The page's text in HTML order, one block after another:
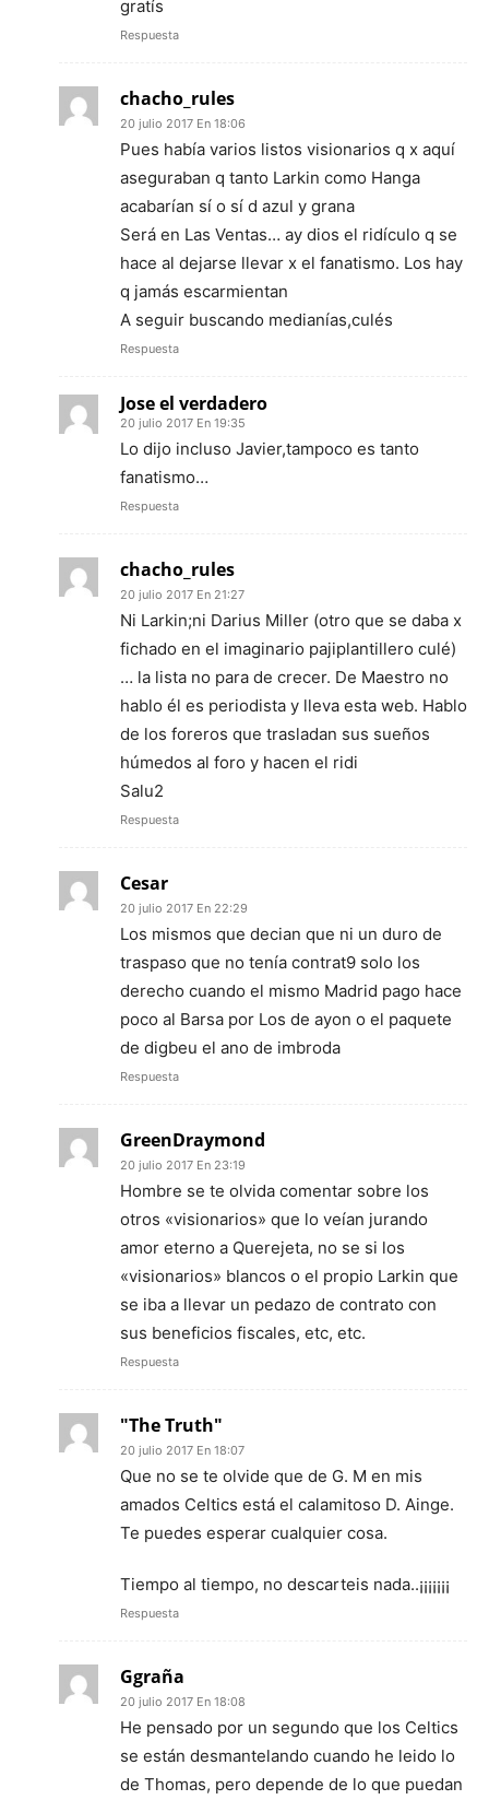
gratís
Respuesta
chacho_rules
20 julio 2017 En 18:06
Pues había varios listos visionarios q x aquí
aseguraban q tanto Larkin como Hanga
acabarían sí o sí d azul y grana
Será en Las Ventas… ay dios el ridículo q se
hace al dejarse llevar x el fanatismo. Los hay
q jamás escarmientan
A seguir buscando medianías,culés
Respuesta
Jose el verdadero
20 julio 2017 En 19:35
Lo dijo incluso Javier,tampoco es tanto
fanatismo…
Respuesta
chacho_rules
20 julio 2017 En 21:27
Ni Larkin;ni Darius Miller (otro que se daba x
fichado en el imaginario pajiplantillero culé)
… la lista no para de crecer. De Maestro no
hablo él es periodista y lleva esta web. Hablo
de los foreros que trasladan sus sueños
húmedos al foro y hacen el ridi
Salu2
Respuesta
Cesar
20 julio 2017 En 22:29
Los mismos que decian que ni un duro de
traspaso que no tenía contrat9 solo los
derecho cuando el mismo Madrid pago hace
poco al Barsa por Los de ayon o el paquete
de digbeu el ano de imbroda
Respuesta
GreenDraymond
20 julio 2017 En 23:19
Hombre se te olvida comentar sobre los
otros «visionarios» que lo veían jurando
amor eterno a Querejeta, no se si los
«visionarios» blancos o el propio Larkin que
se iba a llevar un pedazo de contrato con
sus beneficios fiscales, etc, etc.
Respuesta
"The Truth"
20 julio 2017 En 18:07
Que no se te olvide que de G. M en mis
amados Celtics está el calamitoso D. Ainge.
Te puedes esperar cualquier cosa.
Tiempo al tiempo, no descarteis nada..¡¡¡¡¡¡¡
Respuesta
Ggraña
20 julio 2017 En 18:08
He pensado por un segundo que los Celtics
se están desmantelando cuando he leido lo
de Thomas, pero depende de lo que puedan